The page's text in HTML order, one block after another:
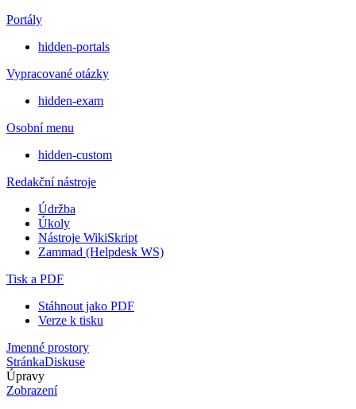
Portály
hidden-portals
Vypracované otázky
hidden-exam
Osobní menu
hidden-custom
Redakční nástroje
Údržba
Úkoly
Nástroje WikiSkript
Zammad (Helpdesk WS)
Tisk a PDF
Stáhnout jako PDF
Verze k tisku
Jmenné prostory
StránkaDiskuse
Úpravy
Zobrazení